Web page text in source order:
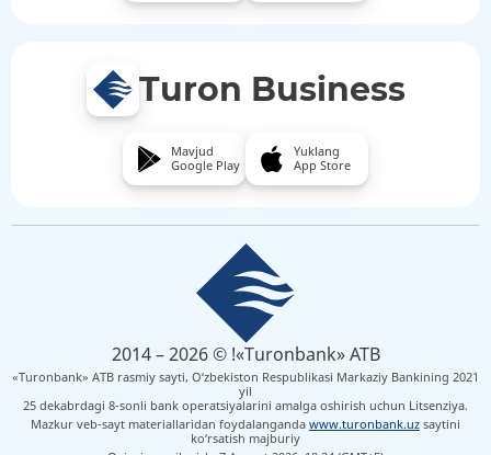
Turon Business
Mavjud
Google Play
Yuklang
App Store
2014 – 2026 © !«Turonbank» ATB
«Turonbank» ATB rasmiy sayti, O‘zbekiston Respublikasi Markaziy Bankining 2021
yil
25 dekabrdagi 8-sonli bank operatsiyalarini amalga oshirish uchun Litsenziya.
Mazkur veb-sayt materiallaridan foydalanganda www.turonbank.uz saytini
ko‘rsatish majburiy